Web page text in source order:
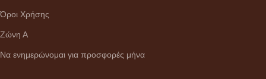
Όροι Χρήσης
Ζώνη Α
Να ενημερώνομαι για προσφορές μήνα